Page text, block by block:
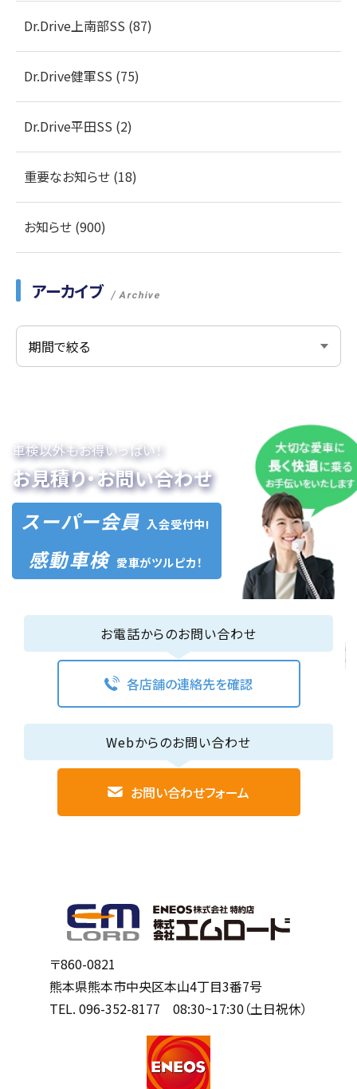
Dr.Drive上南部SS (87)
Dr.Drive健軍SS (75)
Dr.Drive平田SS (2)
重要なお知らせ (18)
お知らせ (900)
アーカイブ Archive
車検以外もお得いっぱい！
お見積り・お問い合わせ
スーパー会員 入会受付中!
感動車検 愛車がツルピカ！
お電話からのお問い合わせ
各店舗の連絡先を確認
Webからのお問い合わせ
お問い合わせフォーム
〒860-0821
熊本県熊本市中央区本山4丁目3番7号
TEL. 096-352-8177 08:30~17:30（土日祝休）